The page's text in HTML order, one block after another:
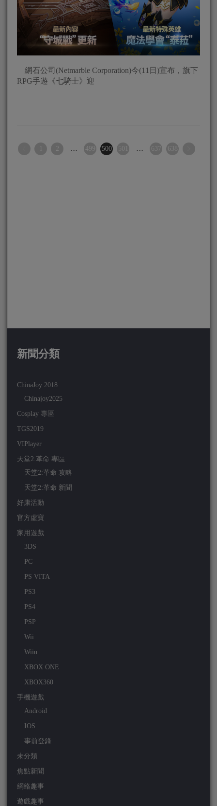
網石公司(Netmarble Corporation)今(11日)宣布，旗下
RPG手遊《七騎士》迎
2 ... 499 500 501 ... 637 638
新聞分類
ChinaJoy 2018
Chinajoy2025
Cosplay 專區
TGS2019
VIPlayer
天堂2:革命 專區
天堂2:革命 攻略
天堂2:革命 新聞
好康活動
官方虛寶
家用遊戲
3DS
PC
PS VITA
PS3
PS4
PSP
Wii
Wiiu
XBOX ONE
XBOX360
手機遊戲
Android
IOS
事前登錄
未分類
焦點新聞
網絡趣事
遊戲趣事